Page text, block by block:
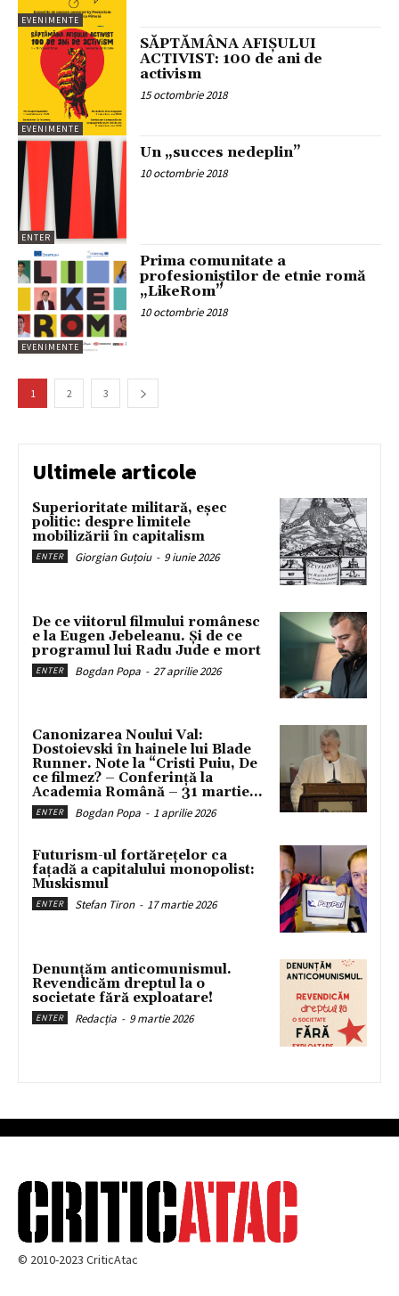
EVENIMENTE
EVENIMENTE
SĂPTĂMÂNA AFIȘULUI
ACTIVIST: 100 de ani de
activism
15 octombrie 2018
ENTER
Un „succes nedeplin”
10 octombrie 2018
EVENIMENTE
Prima comunitate a
profesioniștilor de etnie romă
„LikeRom”
10 octombrie 2018
1 2 3
Ultimele articole
Superioritate militară, eșec
politic: despre limitele
mobilizării în capitalism
ENTER Giorgian Guțoiu - 9 iunie 2026
De ce viitorul filmului românesc
e la Eugen Jebeleanu. Și de ce
programul lui Radu Jude e mort
ENTER Bogdan Popa - 27 aprilie 2026
Canonizarea Noului Val:
Dostoievski în hainele lui Blade
Runner. Note la “Cristi Puiu, De
ce filmez? – Conferință la
Academia Română – 31 martie...
ENTER Bogdan Popa - 1 aprilie 2026
Futurism-ul fortărețelor ca
fațadă a capitalului monopolist:
Muskismul
ENTER Stefan Tiron - 17 martie 2026
Denunțăm anticomunismul.
Revendicăm dreptul la o
societate fără exploatare!
ENTER Redacția - 9 martie 2026
© 2010-2023 CriticAtac